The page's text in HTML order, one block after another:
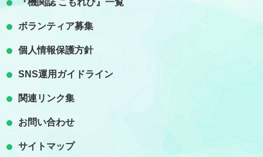
『機関誌 こもれび』一覧
ボランティア募集
個人情報保護方針
SNS運用ガイドライン
関連リンク集
お問い合わせ
サイトマップ